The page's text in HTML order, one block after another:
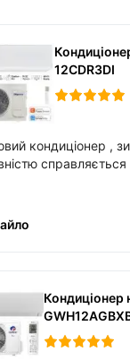
12CDR3DI
кондиціонер ,
. Повністю
Кондиціонер